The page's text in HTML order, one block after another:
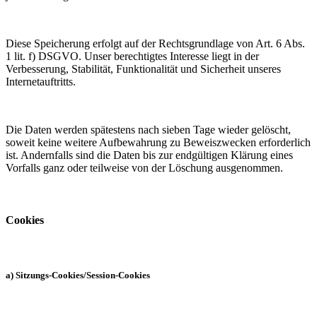
Diese Speicherung erfolgt auf der Rechtsgrundlage von Art. 6 Abs.
1 lit. f) DSGVO. Unser berechtigtes Interesse liegt in der
Verbesserung, Stabilität, Funktionalität und Sicherheit unseres
Internetauftritts.
Die Daten werden spätestens nach sieben Tage wieder gelöscht,
soweit keine weitere Aufbewahrung zu Beweiszwecken erforderlich
ist. Andernfalls sind die Daten bis zur endgültigen Klärung eines
Vorfalls ganz oder teilweise von der Löschung ausgenommen.
Cookies
a) Sitzungs-Cookies/Session-Cookies